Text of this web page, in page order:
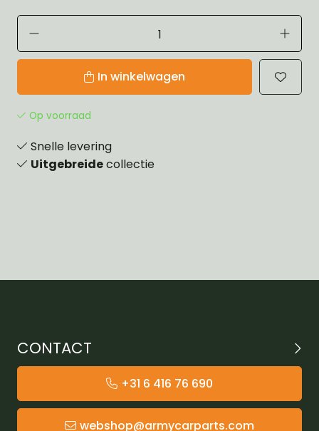
In winkelwagen
Op voorraad
Snelle levering
Uitgebreidecollectie
CONTACT
+31 6 416 76 690
webshop@armycarparts.com